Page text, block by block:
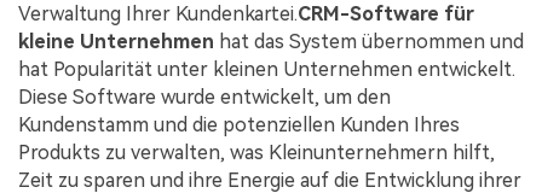
Verwaltung Ihrer Kundenkartei.CRM-Software für
kleine Unternehmen hat das System übernommen und
hat Popularität unter kleinen Unternehmen entwickelt.
Diese Software wurde entwickelt, um den
Kundenstamm und die potenziellen Kunden Ihres
Produkts zu verwalten, was Kleinunternehmern hilft,
Zeit zu sparen und ihre Energie auf die Entwicklung ihrer